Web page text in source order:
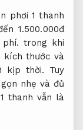
phơi 1 thanh
1.500.000đ
trong khi
kích thước và
kịp thời. Tuy
nhẹ và đủ
thanh vẫn là